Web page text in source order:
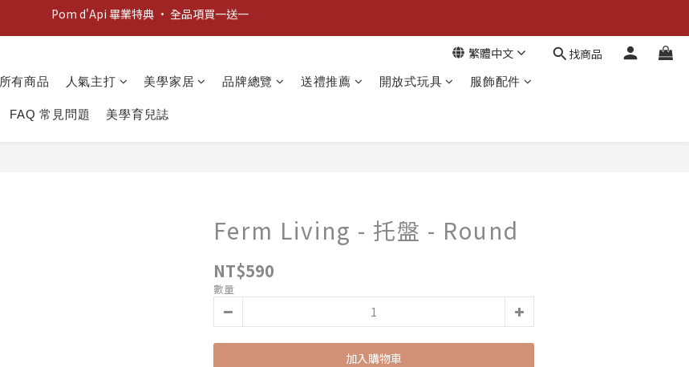
新客歡迎禮：輸入 "welcome10" 享首單九折！
新客歡迎禮：輸入 "welcome10" 享首單九折！
繁體中文
找商品
所有商品 人氣主打 美學家居 品牌總覽 送禮推薦 開放式玩具 服飾配件
FAQ 常見問題 美學育兒誌
Ferm Living - 托盤 - Round
NT$590
數量
加入購物車